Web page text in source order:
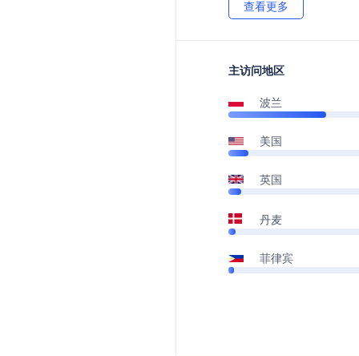
查看更多
主访问地区
波兰
美国
英国
丹麦
菲律宾